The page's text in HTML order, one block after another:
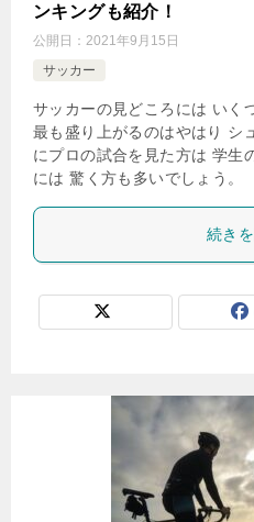
ンキングも紹介！
公開日： 2021年9月15日
サッカー
サッカーの見どころには いく
最も盛り上がるのはやはり シ
にプロの試合を見た方は 学生
には 驚く方も多いでしょう
続き